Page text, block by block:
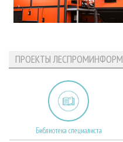
ПРОЕКТЫ ЛЕСПРОМИНФОРМ
Библиотека специалиста